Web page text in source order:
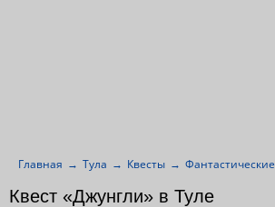
Квест «Джунгли» в Туле
Главная Тула Квесты Фантастические